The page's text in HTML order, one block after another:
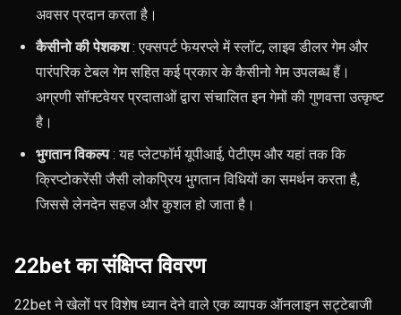
अवसर प्रदान करता है।
कैसीनो की पेशकश: एक्सपर्ट फेयरप्ले में स्लॉट, लाइव डीलर गेम और
पारंपरिक टेबल गेम सहित कई प्रकार के कैसीनो गेम उपलब्ध हैं।
अग्रणी सॉफ्टवेयर प्रदाताओं द्वारा संचालित इन गेमों की गुणवत्ता उत्कृष्ट
है।
भुगतान विकल्प: यह प्लेटफॉर्म यूपीआई, पेटीएम और यहां तक ​​कि
क्रिप्टोकरेंसी जैसी लोकप्रिय भुगतान विधियों का समर्थन करता है,
जिससे लेनदेन सहज और कुशल हो जाता है।
22bet का संक्षिप्त विवरण
22bet ने खेलों पर विशेष ध्यान देने वाले एक व्यापक ऑनलाइन सट्टेबाजी